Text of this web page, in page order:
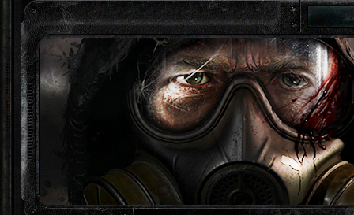
Зона - это